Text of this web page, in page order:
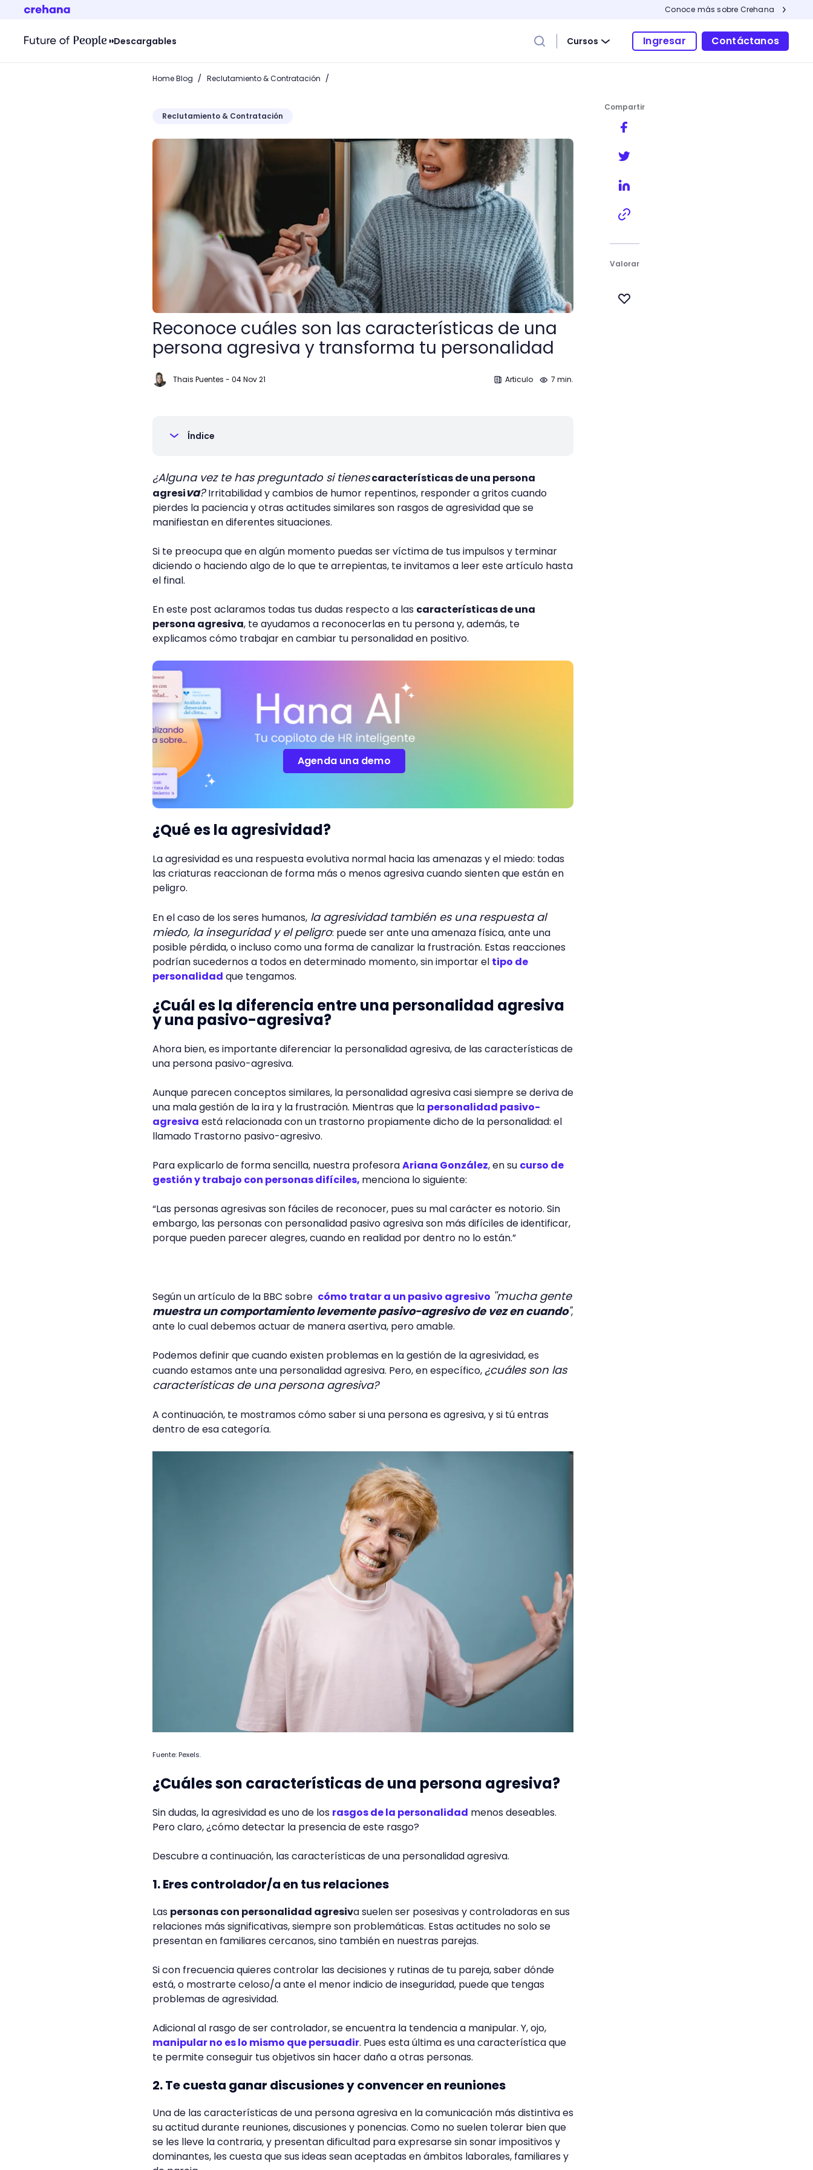
Conoce más sobre Crehana
Descargables Cursos Ingresar Contáctanos
Home Blog / Reclutamiento & Contratación /
Reclutamiento & Contratación
Reconoce cuáles son las características de una persona agresiva y transforma tu personalidad
Reconoce cuáles son las características de una
persona agresiva y transforma tu personalidad
Thais Puentes - 04 Nov 21 Articulo 7 min.
Índice
¿Alguna vez te has preguntado si tienescaracterísticas de una persona
agresiva?Irritabilidad y cambios de humor repentinos, responder a gritos cuando
pierdes la paciencia y otras actitudes similares son rasgos de agresividad que se
manifiestan en diferentes situaciones.
Si te preocupa que en algún momento puedas ser víctima de tus impulsos y terminar
diciendo o haciendo algo de lo que te arrepientas, te invitamos a leer este artículo hasta
el final.
En este post aclaramos todas tus dudas respecto a las características de una
persona agresiva, te ayudamos a reconocerlas en tu persona y, además, te
explicamos cómo trabajar en cambiar tu personalidad en positivo.
Agenda una demo
¿Qué es la agresividad?
La agresividad es una respuesta evolutiva normal hacia las amenazas y el miedo: todas
las criaturas reaccionan de forma más o menos agresiva cuando sienten que están en
peligro.
En el caso de los seres humanos, la agresividad también es una respuesta al
miedo, la inseguridad y el peligro: puede ser ante una amenaza física, ante una
posible pérdida, o incluso como una forma de canalizar la frustración. Estas reacciones
podrían sucedernos a todos en determinado momento, sin importar el tipo de
personalidad que tengamos.
¿Cuál es la diferencia entre una personalidad agresiva
y una pasivo-agresiva?
Ahora bien, es importante diferenciar la personalidad agresiva, de las características de
una persona pasivo-agresiva.
Aunque parecen conceptos similares, la personalidad agresiva casi siempre se deriva de
una mala gestión de la ira y la frustración. Mientras que la personalidad pasivo-
agresiva está relacionada con un trastorno propiamente dicho de la personalidad: el
llamado Trastorno pasivo-agresivo.
Para explicarlo de forma sencilla, nuestra profesoraAriana González, en su curso de
gestión y trabajo con personas difíciles, menciona lo siguiente:
“Las personas agresivas son fáciles de reconocer, pues su mal carácter es notorio. Sin
embargo, las personas con personalidad pasivo agresiva son más difíciles de identificar,
porque pueden parecer alegres, cuando en realidad por dentro no lo están.”
Según un artículo de la BBC sobre cómo tratar a un pasivo agresivo ''mucha gente
muestra un comportamiento levemente pasivo-agresivo de vez en cuando",
ante lo cual debemos actuar de manera asertiva, pero amable.
Podemos definir que cuando existen problemas en la gestión de la agresividad, es
cuando estamos ante una personalidad agresiva. Pero, en específico, ¿cuáles son las
características de una persona agresiva?
A continuación, te mostramos cómo saber si una persona es agresiva, y si tú entras
dentro de esa categoría.
Fuente: Pexels.
¿Cuáles son características de una persona agresiva?
Sin dudas, la agresividad es uno de los rasgos de la personalidad menos deseables.
Pero claro, ¿cómo detectar la presencia de este rasgo?
Descubre a continuación, las características de una personalidad agresiva.
1. Eres controlador/a en tus relaciones
Las personas con personalidad agresiva suelen ser posesivas y controladoras en sus
relaciones más significativas, siempre son problemáticas. Estas actitudes no solo se
presentan en familiares cercanos, sino también en nuestras parejas.
Si con frecuencia quieres controlar las decisiones y rutinas de tu pareja, saber dónde
está, o mostrarte celoso/a ante el menor indicio de inseguridad, puede que tengas
problemas de agresividad.
Adicional al rasgo de ser controlador, se encuentra la tendencia a manipular. Y, ojo,
manipular no es lo mismo que persuadir. Pues esta última es una característica que
te permite conseguir tus objetivos sin hacer daño a otras personas.
2. Te cuesta ganar discusiones y convencer en reuniones
Una de las características de una persona agresiva en la comunicación más distintiva es
su actitud durante reuniones, discusiones y ponencias. Como no suelen tolerar bien que
se les lleve la contraria, y presentan dificultad para expresarse sin sonar impositivos y
dominantes, les cuesta que sus ideas sean aceptadas en ámbitos laborales, familiares y
Compartir
Valorar